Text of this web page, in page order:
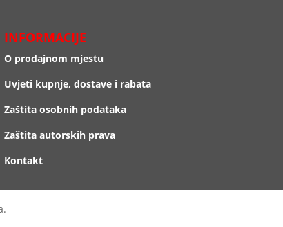
INFORMACIJE
O prodajnom mjestu
Uvjeti kupnje, dostave i rabata
Zaštita osobnih podataka
Zaštita autorskih prava
Kontakt